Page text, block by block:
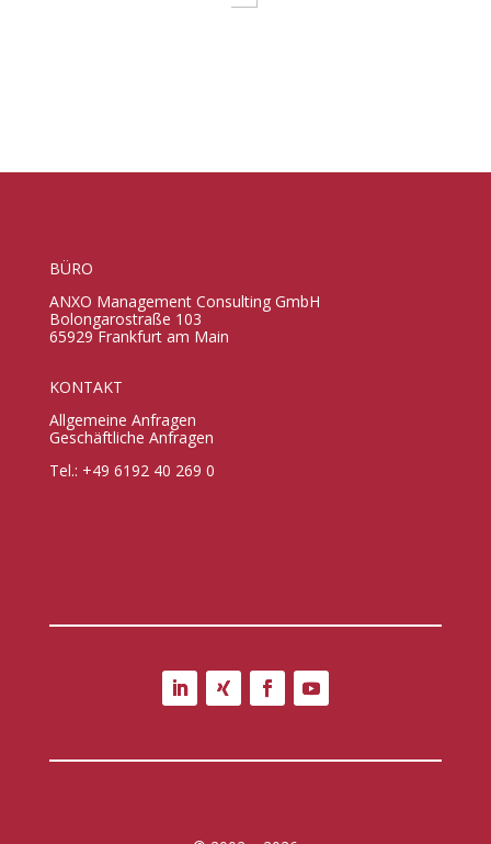
BÜRO
ANXO Management Consulting GmbH
Bolongarostraße 103
65929 Frankfurt am Main
KONTAKT
Allgemeine Anfragen
Geschäftliche Anfragen
Tel.: +49 6192 40 269 0